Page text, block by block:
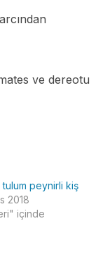
ve dereotu
tulum peynirli kiş
2018
içinde